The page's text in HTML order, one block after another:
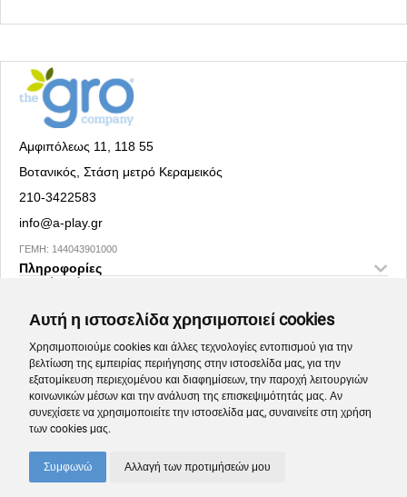
Αυτή η ιστοσελίδα χρησιμοποιεί cookies
Χρησιμοποιούμε cookies και άλλες τεχνολογίες εντοπισμού για την
βελτίωση της εμπειρίας περιήγησης στην ιστοσελίδα μας, για την
εξατομίκευση περιεχομένου και διαφημίσεων, την παροχή λειτουργιών
κοινωνικών μέσων και την ανάλυση της επισκεψιμότητάς μας. Αν
συνεχίσετε να χρησιμοποιείτε την ιστοσελίδα μας, συναινείτε στη χρήση
των cookies μας.
Συμφωνώ Αλλαγή των προτιμήσεών μου
Αμφιπόλεως 11, 118 55
Βοτανικός, Στάση μετρό Κεραμεικός
210-3422583
info@a-play.gr
ΓΕΜΗ: 144043901000
Πληροφορίες